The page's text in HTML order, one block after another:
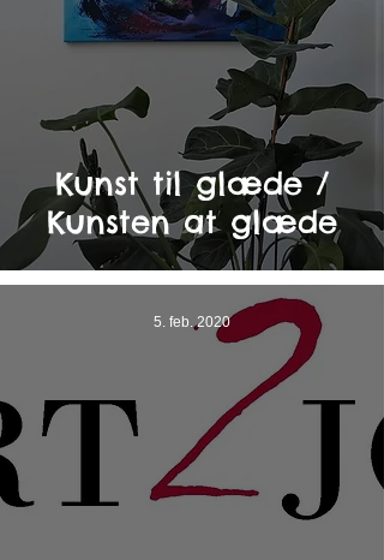
Kunst til glæde /
Kunsten at glæde
5. feb. 2020